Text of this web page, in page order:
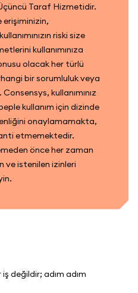
Taraf Hizmetidir.
riski size
kullanımınıza
olacak her türlü
bir sorumluluk veya
kullanımınız
kullanım için dizinde
onaylamamakta,
etmemektedir.
önce her zaman
ve istenilen izinleri
değildir; adım adım